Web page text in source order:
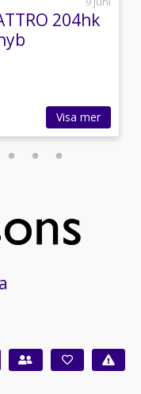
204hk
Visa mer